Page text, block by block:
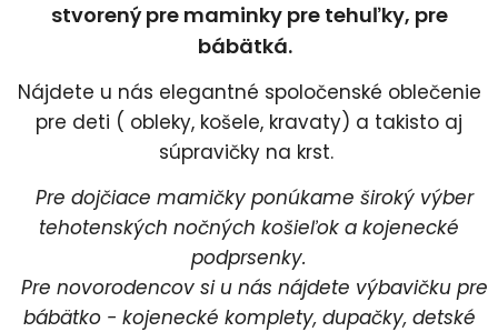
stvorený pre maminky pre tehuľky, pre
bábätká.
Nájdete u nás elegantné spoločenské oblečenie
pre deti ( obleky, košele, kravaty) a takisto aj
súpravičky na krst.
Pre dojčiace mamičky ponúkame široký výber
tehotenských nočných košieľok a kojenecké
podprsenky.
Pre novorodencov si u nás nájdete výbavičku pre
bábätko - kojenecké komplety, dupačky, detské